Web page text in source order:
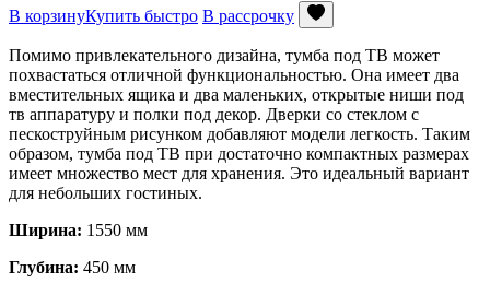
В корзинуКупить быстро В рассрочку
Помимо привлекательного дизайна, тумба под ТВ может
похвастаться отличной функциональностью. Она имеет два
вместительных ящика и два маленьких, открытые ниши под
тв аппаратуру и полки под декор. Дверки со стеклом с
пескоструйным рисунком добавляют модели легкость. Таким
образом, тумба под ТВ при достаточно компактных размерах
имеет множество мест для хранения. Это идеальный вариант
для небольших гостиных.
Ширина: 1550 мм
Глубина: 450 мм